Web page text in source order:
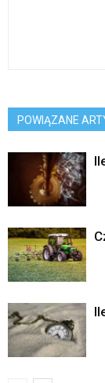
POWIĄZANE